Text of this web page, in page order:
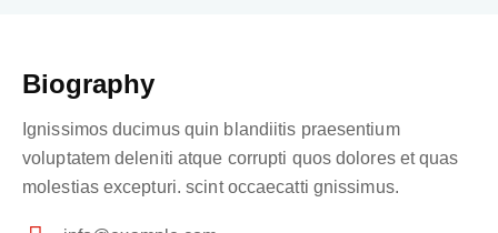
Biography
Ignissimos ducimus quin blandiitis praesentium
voluptatem deleniti atque corrupti quos dolores et quas
molestias excepturi. scint occaecatti gnissimus.